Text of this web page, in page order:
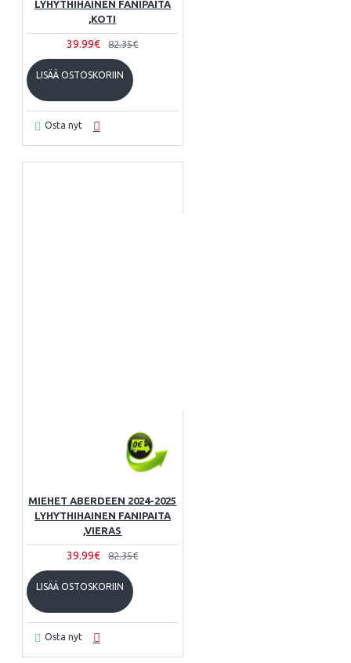
LYHYTHIHAINEN FANIPAITA
,KOTI
39.99€ 82.35€
LISÄÄ OSTOSKORIIN
Osta nyt
MIEHET ABERDEEN 2024-2025
LYHYTHIHAINEN FANIPAITA
,VIERAS
39.99€ 82.35€
LISÄÄ OSTOSKORIIN
Osta nyt